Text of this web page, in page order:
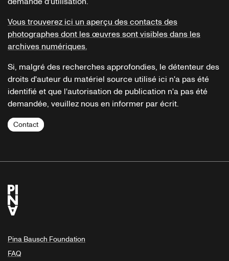
Vous trouverez ici un aperçu des contacts des
photographes dont les œuvres sont visibles dans les
archives numériques.
Si, malgré des recherches approfondies, le détenteur des
droits d'auteur du matériel source utilisé ici n'a pas été
identifié et que l'autorisation de publication n'a pas été
demandée, veuillez nous en informer par écrit.
Contact
Pina Bausch Foundation
FAQ